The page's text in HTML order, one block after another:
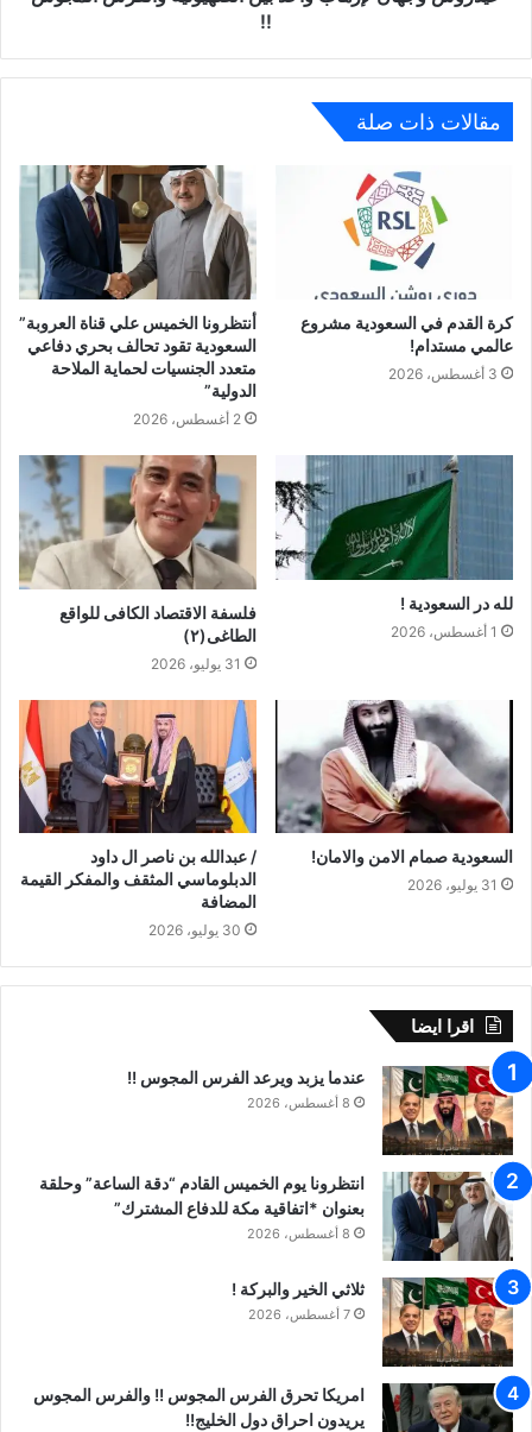
!!
مقالات ذات صلة
كرة القدم في السعودية مشروع
عالمي مستدام!
3 أغسطس، 2026
أنتظرونا الخميس علي قناة العروبة”
السعودية تقود تحالف بحري دفاعي
متعدد الجنسيات لحماية الملاحة
الدولية”
2 أغسطس، 2026
لله در السعودية !
1 أغسطس، 2026
فلسفة الاقتصاد الكافى للواقع
الطاغى(٢)
31 يوليو، 2026
السعودية صمام الامن والامان!
31 يوليو، 2026
/ عبدالله بن ناصر ال داود
الدبلوماسي المثقف والمفكر القيمة
المضافة
30 يوليو، 2026
اقرا ايضا
عندما يزبد ويرعد الفرس المجوس !!
8 أغسطس، 2026
انتظرونا يوم الخميس القادم “دقة الساعة” وحلقة
بعنوان *اتفاقية مكة للدفاع المشترك”
8 أغسطس، 2026
ثلاثي الخير والبركة !
7 أغسطس، 2026
امريكا تحرق الفرس المجوس !! والفرس المجوس
يريدون احراق دول الخليج!!